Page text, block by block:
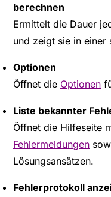
berechnen
Ermittelt die Dauer
und zeigt sie in einer
Optionen
Öffnet die Optionen
Liste bekannter
Öffnet die Hilfeseite
Fehlermeldungen
Lösungsansätzen.
Fehlerprotokoll